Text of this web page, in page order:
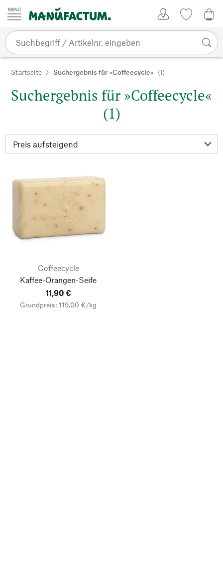
Zum Inhalt springen
Startseite Suchergebnis für »Coffeecycle« (1)
Suchergebnis für »Coffeecycle«
(1)
Coffeecycle
Kaffee-Orangen-Seife
11,90 €
Grundpreis: 119,00 €/kg